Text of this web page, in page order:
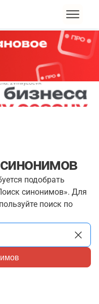
подобрать
синонимов». Для
поиск по